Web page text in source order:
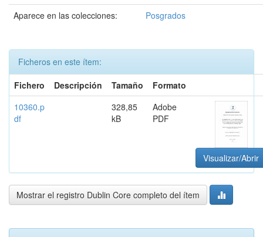
Aparece en las colecciones:
Posgrados
Ficheros en este ítem:
Fichero
Descripción Tamaño
Formato
10360.p
df
328,85
kB
Adobe
PDF
Visualizar/Abrir
Mostrar el registro Dublin Core completo del ítem